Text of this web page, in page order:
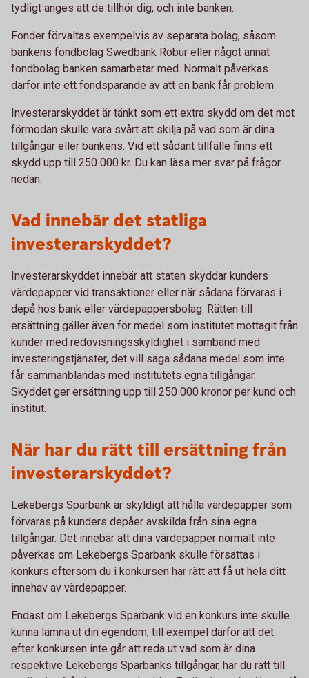
tydligt anges att de tillhör dig, och inte banken.
Fonder förvaltas exempelvis av separata bolag, såsom
bankens fondbolag Swedbank Robur eller något annat
fondbolag banken samarbetar med. Normalt påverkas
därför inte ett fondsparande av att en bank får problem.
Investerarskyddet är tänkt som ett extra skydd om det mot
förmodan skulle vara svårt att skilja på vad som är dina
tillgångar eller bankens. Vid ett sådant tillfälle finns ett
skydd upp till 250 000 kr. Du kan läsa mer svar på frågor
nedan.
Vad innebär det statliga
investerarskyddet?
Investerarskyddet innebär att staten skyddar kunders
värdepapper vid transaktioner eller när sådana förvaras i
depå hos bank eller värdepappersbolag. Rätten till
ersättning gäller även för medel som institutet mottagit från
kunder med redovisningsskyldighet i samband med
investeringstjänster, det vill säga sådana medel som inte
får sammanblandas med institutets egna tillgångar.
Skyddet ger ersättning upp till 250 000 kronor per kund och
institut.
När har du rätt till ersättning från
investerarskyddet?
Lekebergs Sparbank är skyldigt att hålla värdepapper som
förvaras på kunders depåer avskilda från sina egna
tillgångar. Det innebär att dina värdepapper normalt inte
påverkas om Lekebergs Sparbank skulle försättas i
konkurs eftersom du i konkursen har rätt att få ut hela ditt
innehav av värdepapper.
Endast om Lekebergs Sparbank vid en konkurs inte skulle
kunna lämna ut din egendom, till exempel därför att det
efter konkursen inte går att reda ut vad som är dina
respektive Lekebergs Sparbanks tillgångar, har du rätt till